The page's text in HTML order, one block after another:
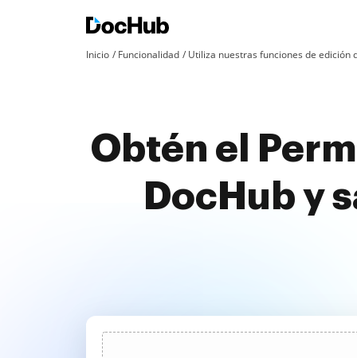
Inicio Funcionalidad Utiliza nuestras funciones de edición
Obtén el
DocHub y